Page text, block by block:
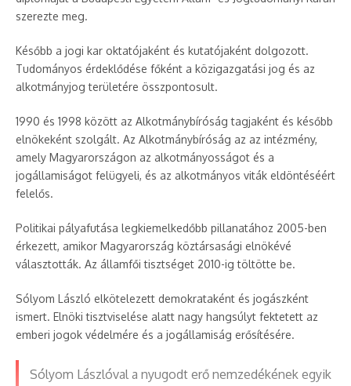
szerezte meg.
Később a jogi kar oktatójaként és kutatójaként dolgozott.
Tudományos érdeklődése főként a közigazgatási jog és az
alkotmányjog területére összpontosult.
1990 és 1998 között az Alkotmánybíróság tagjaként és később
elnökeként szolgált. Az Alkotmánybíróság az az intézmény,
amely Magyarországon az alkotmányosságot és a
jogállamiságot felügyeli, és az alkotmányos viták eldöntéséért
felelős.
Politikai pályafutása legkiemelkedőbb pillanatához 2005-ben
érkezett, amikor Magyarország köztársasági elnökévé
választották. Az államfői tisztséget 2010-ig töltötte be.
Sólyom László elkötelezett demokrataként és jogászként
ismert. Elnöki tisztviselése alatt nagy hangsúlyt fektetett az
emberi jogok védelmére és a jogállamiság erősítésére.
Sólyom Lászlóval a nyugodt erő nemzedékének egyik